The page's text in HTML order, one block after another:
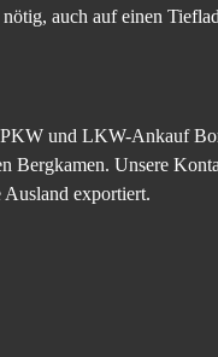
auch auf einen
und LKW-Ankauf
Bergkamen. Unsere
Ausland exportiert.